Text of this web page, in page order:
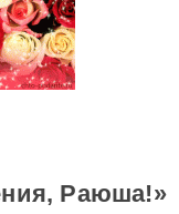
Раюша!»